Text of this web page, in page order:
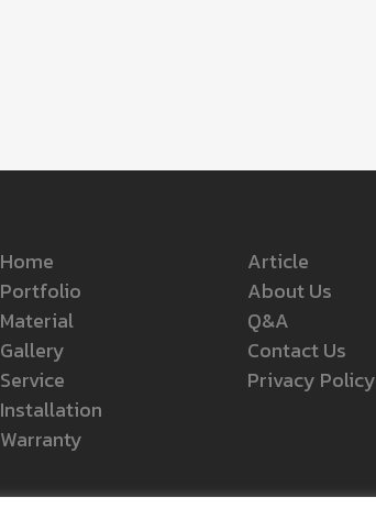
Home
Portfolio
Material
Gallery
Service
Installation
Warranty
Article
About Us
Q&A
Contact Us
Privacy Policy